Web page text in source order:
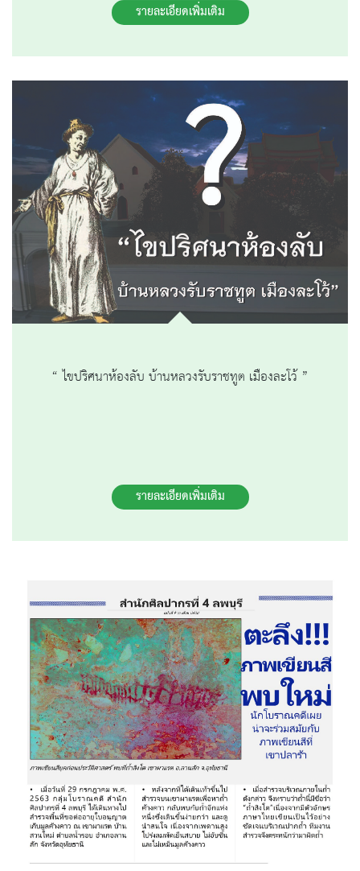
รายละเอียดเพิ่มเติม
“ ไขปริศนาห้องลับ บ้านหลวงรับราชทูต เมืองละโว้ ”
รายละเอียดเพิ่มเติม